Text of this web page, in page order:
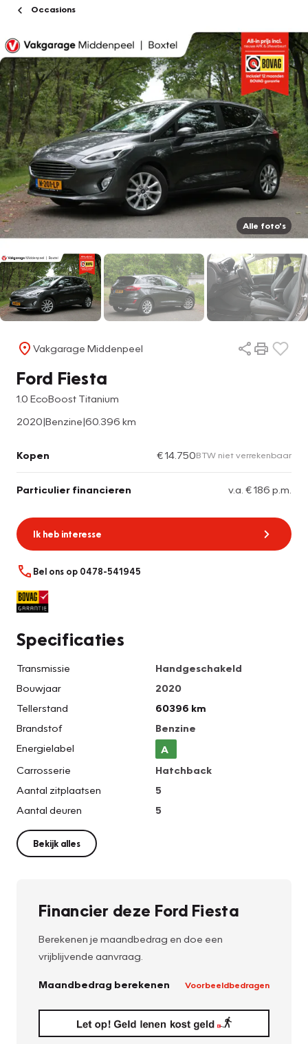
Occasions
Alle foto's
Vakgarage Middenpeel
Ford Fiesta
1.0 EcoBoost Titanium
2020|Benzine|60.396 km
Kopen € 14.750BTW niet verrekenbaar
Particulier financieren v.a. € 186 p.m.
Ik heb interesse
Bel ons op 0478-541945
Specificaties
Transmissie
Handgeschakeld
Bouwjaar
2020
Tellerstand
60396 km
Brandstof
Benzine
Energielabel
A
Carrosserie
Hatchback
Aantal zitplaatsen
5
Aantal deuren
5
Bekijk alles
Financier deze Ford Fiesta
Berekenen je maandbedrag en doe een
vrijblijvende aanvraag.
Maandbedrag berekenen Voorbeeldbedragen